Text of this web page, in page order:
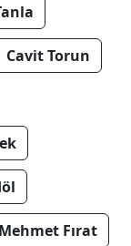
Cavit Torun
Fırat